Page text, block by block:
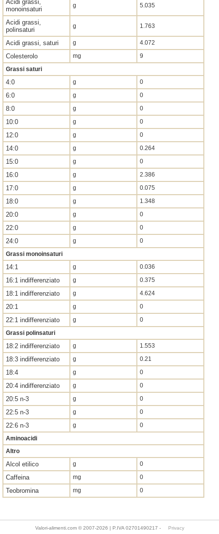
Acidi grassi,
monoinsaturi
g 5.035
Acidi grassi,
polinsaturi
g 1.763
Acidi grassi, saturi g 4.072
Colesterolo mg
9
Grassi saturi
4:0 g 0
6:0 g 0
8:0 g 0
10:0 g 0
12:0 g 0
14:0 g 0.264
15:0 g 0
16:0 g 2.386
17:0 g 0.075
18:0 g 1.348
20:0 g 0
22:0 g 0
24:0 g
0
Grassi monoinsaturi
14:1 g 0.036
16:1 indifferenziato g 0.375
18:1 indifferenziato g 4.624
20:1 g 0
22:1 indifferenziato g
0
Grassi polinsaturi
18:2 indifferenziato g 1.553
18:3 indifferenziato g 0.21
18:4 g 0
20:4 indifferenziato g 0
20:5 n-3 g 0
22:5 n-3 g 0
22:6 n-3 g
0
Aminoacidi
Altro
Alcol etilico g 0
Caffeina mg 0
Teobromina mg 0
Valori-alimenti.com © 2007-2026 | P.IVA 02701490217 - Privacy